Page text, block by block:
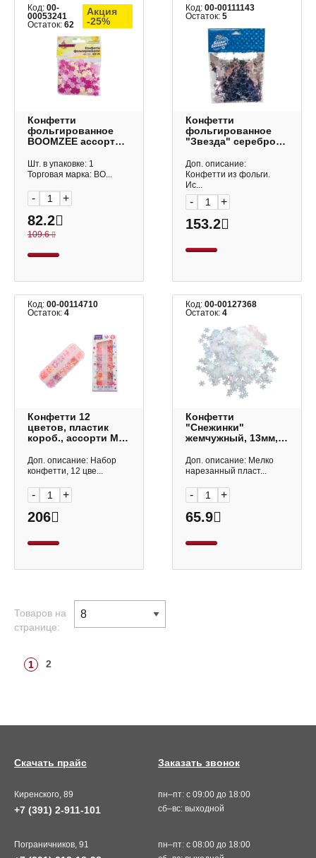
Код: 00-
00053241
Остаток: 62
Акция
-25%
Конфетти
фольгированное
BOOMZEE ассорти
Шт. в упаковке: 1
Торговая марка: BO...
- +
82.2
109.6
Код:00-00111143
Остаток:5
Конфетти
фольгированное
"Звезда" серебро,
6015210
Доп. описание:
Конфетти из фольги.
Ис...
- +
153.2
Код: 00-00114710
Остаток: 4
Конфетти 12
цветов, пластик
короб., ассорти M-
Доп. описание: Набор
конфетти, 12 цве...
- +
206
Код:00-00127368
Остаток:4
Конфетти
"Снежинки"
жемчужный, 13мм,
Доп. описание: Мелко
нарезанный пласт...
- +
65.9
Товаров на
странице:
1 2
Киренского, 89
+7 (391) 2-911-101
пн–пт: с 09:00 до 18:00
сб–вс: выходной
Пограничников, 91
пн–пт: с 08:00 до 18:00
Заказать звонок
Скачать прайс